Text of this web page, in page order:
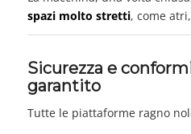
spazi molto stretti, come
Sicurezza e
garantito
Tutte le piattaforme ragno